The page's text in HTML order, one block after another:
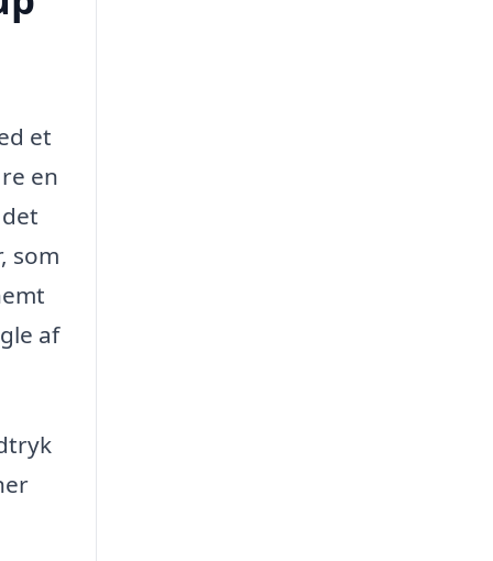
et
en
som
af